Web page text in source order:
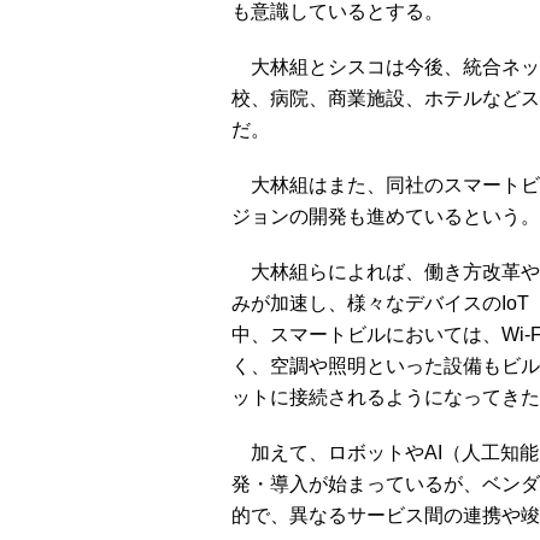
も意識しているとする。
大林組とシスコは今後、統合ネ
校、病院、商業施設、ホテルなど
だ。
大林組はまた、同社のスマート
ジョンの開発も進めているという。
大林組らによれば、働き方改革
みが加速し、様々なデバイスのIoT
中、スマートビルにおいては、
く、空調や照明といった設備もビ
ットに接続されるようになってき
加えて、ロボットやAI（人工知
発・導入が始まっているが、ベン
的で、異なるサービス間の連携や